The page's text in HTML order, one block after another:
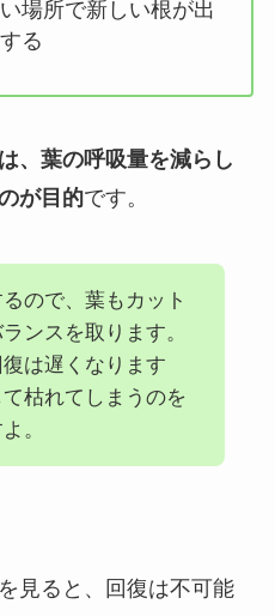
場所で新しい根が出
る
、葉の呼吸量を減らし
が目的です。
ので、葉もカット
ンスを取ります。
は遅くなります
枯れてしまうのを
。
見ると、回復は不可能